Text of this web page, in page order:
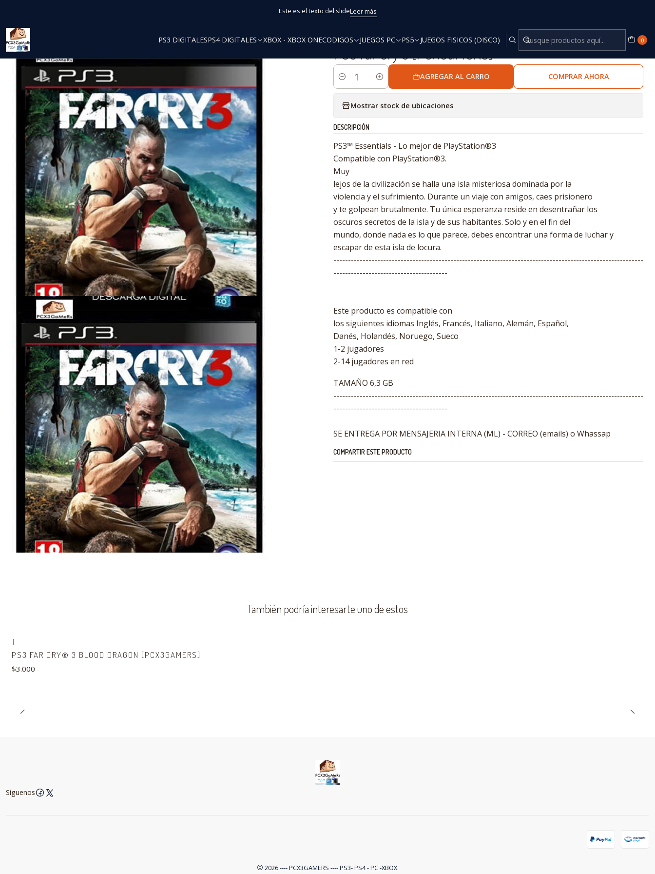
PS3 DIGITALESPS4 DIGITALES XBOX - XBOX ONECODIGOS JUEGOS PC PS5 JUEGOS FISICOS (DISCO) 0
Este es el texto del slideLeer más
PS3 Digitales PS3 Far Cry 3 [PCXGaMeRS]
|
PS3 Far Cry 3 [PCXGaMeRS]
Cantidad
AGREGAR AL CARRO COMPRAR AHORA
Mostrar stock de ubicaciones
DESCRIPCIÓN
PS3™ Essentials - Lo mejor de PlayStation®3
Compatible con PlayStation®3.
Muy
lejos de la civilización se halla una isla misteriosa dominada por la
violencia y el sufrimiento. Durante un viaje con amigos, caes prisionero
y te golpean brutalmente. Tu única esperanza reside en desentrañar los
oscuros secretos de la isla y de sus habitantes. Solo y en el fin del
mundo, donde nada es lo que parece, debes encontrar una forma de luchar y
escapar de esta isla de locura.
----------------------------------------------------------------------------------------------------------
---------------------------------------
Este producto es compatible con
los siguientes idiomas Inglés, Francés, Italiano, Alemán, Español,
Danés, Holandés, Noruego, Sueco
1-2 jugadores
2-14 jugadores en red
TAMAÑO 6,3 GB
----------------------------------------------------------------------------------------------------------
---------------------------------------
SE ENTREGA POR MENSAJERIA INTERNA (ML) - CORREO (emails) o Whassap
COMPARTIR ESTE PRODUCTO
También podría interesarte uno de estos
|
PS3 FAR CRY® 3 BLOOD DRAGON [PCX3GAMERS]
$3.000
Síguenos
2026 ---- PCX3GAMERS ---- PS3- PS4 - PC -XBOX.